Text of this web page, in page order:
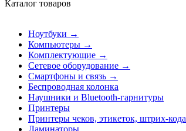
Каталог товаров
Ноутбуки →
Компьютеры →
Комплектующие →
Сетевое оборудование →
Смартфоны и связь →
Беспроводная колонка
Наушники и Bluetooth-гарнитуры
Принтеры
Принтеры чеков, этикеток, штрих-кода
Ламинаторы